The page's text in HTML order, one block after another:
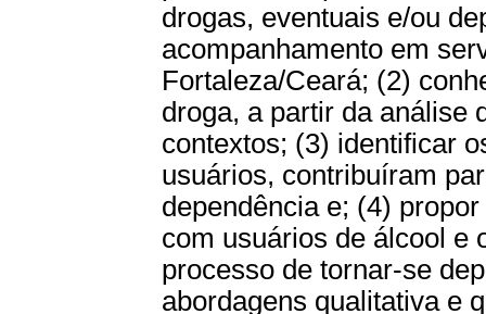
drogas, eventuais e/ou
acompanhamento em
Fortaleza/Ceará; (2)
droga, a partir da análise
contextos; (3) identificar
usuários, contribuíram
dependência e; (4)
com usuários de álcool e
processo de tornar-se
abordagens qualitativa e